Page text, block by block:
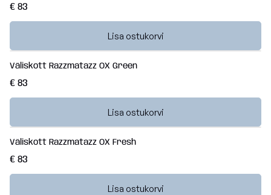
€ 83
Lisa ostukorvi
Väliskott Razzmatazz OX Green
€ 83
Lisa ostukorvi
Väliskott Razzmatazz OX Fresh
€ 83
Lisa ostukorvi